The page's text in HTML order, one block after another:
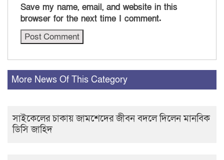
Save my name, email, and website in this
browser for the next time I comment.
More News Of This Category
সাইকেলের চাকায় জামশেদের জীবন বদলে দিলেন মানবিক
ডিসি জাহিদ